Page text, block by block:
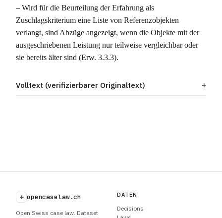
– Wird für die Beurteilung der Erfahrung als
Zuschlagskriterium eine Liste von Referenzobjekten
verlangt, sind Abzüge angezeigt, wenn die Objekte mit der
ausgeschriebenen Leistung nur teilweise vergleichbar oder
sie bereits älter sind (Erw. 3.3.3).
Volltext (verifizierbarer Originaltext)
+ opencaselaw.ch
Open Swiss case law. Dataset
DATEN
Decisions